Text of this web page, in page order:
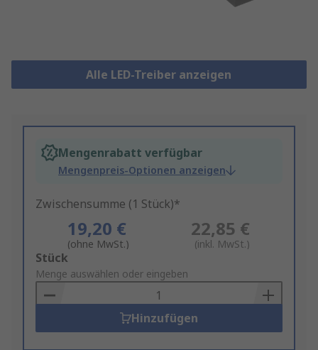
Alle LED-Treiber anzeigen
Mengenrabatt verfügbar
Mengenpreis-Optionen anzeigen
Zwischensumme (1 Stück)*
19,20 €
(ohne MwSt.)
22,85 €
(inkl. MwSt.)
Add
to
Basket
Stück
Menge auswählen oder eingeben
Hinzufügen